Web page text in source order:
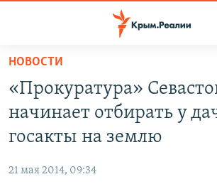
Вернуться
основному
содержанию
главной
СПЕЦПРОЕКТЫ
11 ЛЕТ ОККУПАЦИИ КРЫМА. 11 ИСТОРИЙ
ЕЩЕ
НОВОСТИ
«Прокуратура»
начинает отбирать у
госакты на землю
21 мая 2014, 09:34